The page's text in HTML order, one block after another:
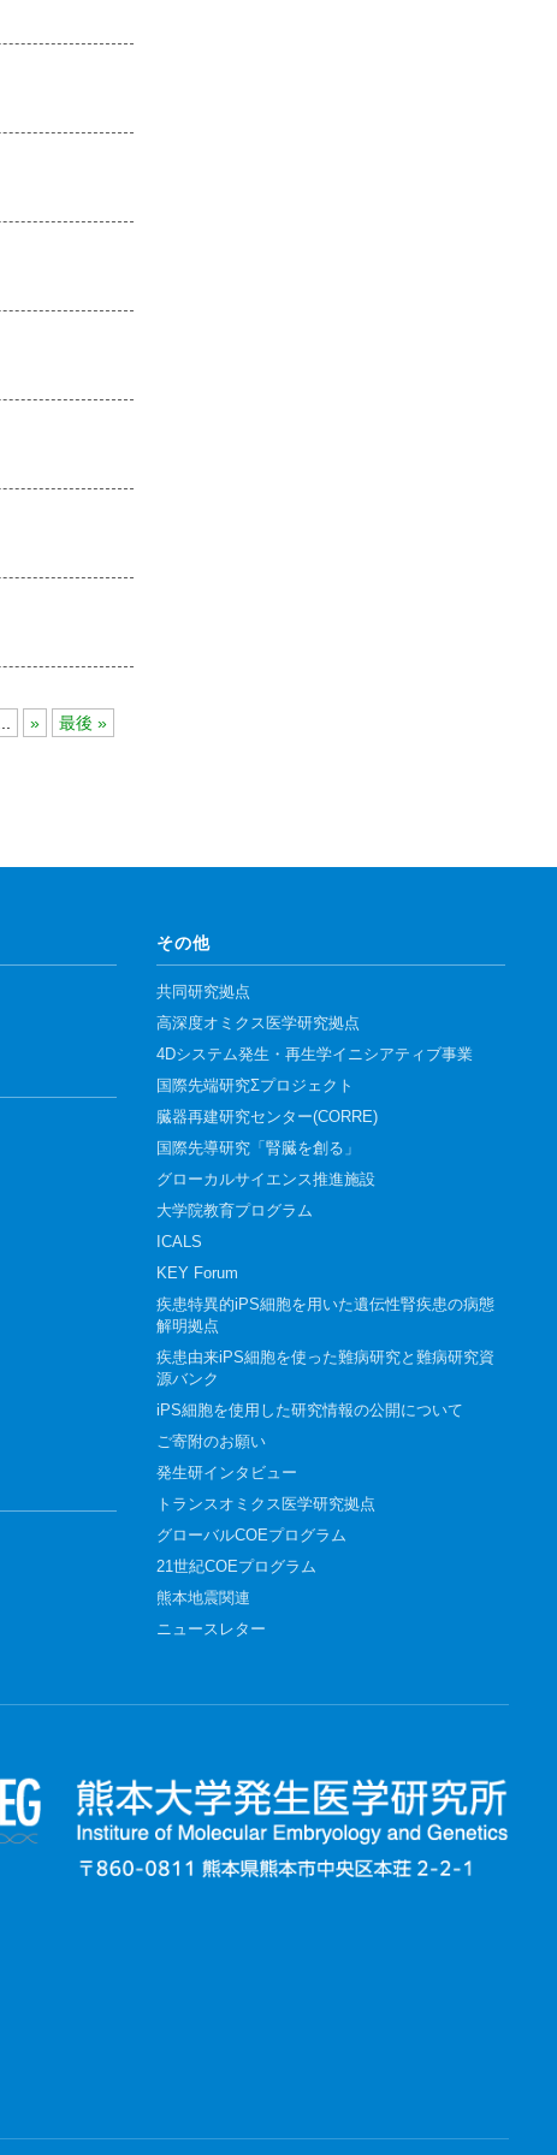
» 最後 »
その他
共同研究拠点
高深度オミクス医学研究拠点
4Dシステム発生・再生学イニシアティブ事業
国際先端研究Σプロジェクト
臓器再建研究センター(CORRE)
国際先導研究「腎臓を創る」
グローカルサイエンス推進施設
大学院教育プログラム
ICALS
KEY Forum
疾患特異的iPS細胞を用いた遺伝性腎疾患の病態
解明拠点
疾患由来iPS細胞を使った難病研究と難病研究資
源バンク
iPS細胞を使用した研究情報の公開について
ご寄附のお願い
発生研インタビュー
トランスオミクス医学研究拠点
グローバルCOEプログラム
21世紀COEプログラム
熊本地震関連
ニュースレター